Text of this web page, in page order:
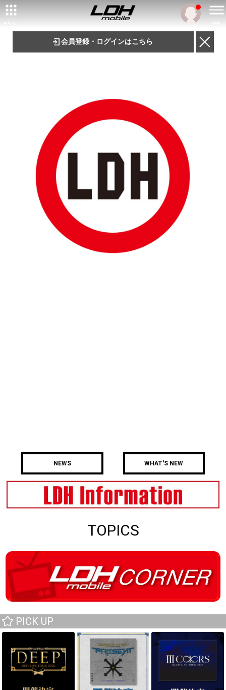
会員登録・ログインはこちら
NEWS WHAT'S NEW
TOPICS
PICK UP